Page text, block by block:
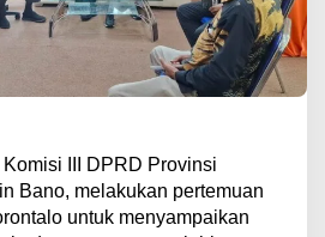
III DPRD Provinsi
Bano, melakukan pertemuan
untuk menyampaikan